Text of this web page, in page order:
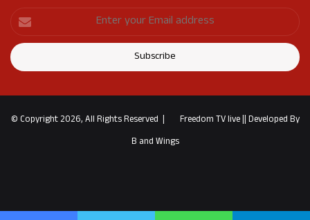
© Copyright 2026, All Rights Reserved | Freedom TV live||Developed By
B and Wings